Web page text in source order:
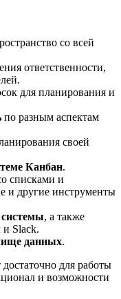
со всей
ответственности,
для планирования и
по разным аспектам
своей
Канбан.
списками и
и другие инструменты
, а также
и Slack.
данных.
для работы
и возможности